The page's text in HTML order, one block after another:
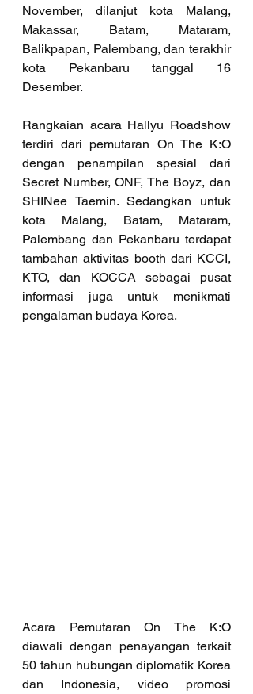
November, dilanjut kota Malang,
Makassar, Batam, Mataram,
Balikpapan, Palembang, dan terakhir
kota Pekanbaru tanggal 16
Desember.
Rangkaian acara Hallyu Roadshow
terdiri dari pemutaran On The K:O
dengan penampilan spesial dari
Secret Number, ONF, The Boyz, dan
SHINee Taemin. Sedangkan untuk
kota Malang, Batam, Mataram,
Palembang dan Pekanbaru terdapat
tambahan aktivitas booth dari KCCI,
KTO, dan KOCCA sebagai pusat
informasi juga untuk menikmati
pengalaman budaya Korea.
Acara Pemutaran On The K:O
diawali dengan penayangan terkait
50 tahun hubungan diplomatik Korea
dan Indonesia, video promosi